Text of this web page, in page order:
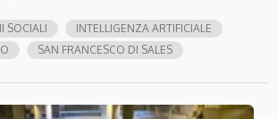
SOCIALI
INTELLIGENZA ARTIFICIALE
SAN FRANCESCO DI SALES